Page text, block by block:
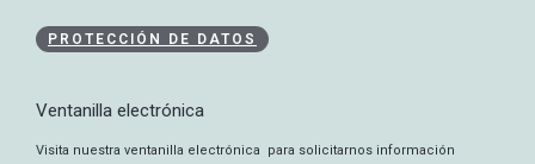
PROTECCIÓN DE DATOS
Ventanilla electrónica
Visita nuestra ventanilla electrónica para solicitarnos información